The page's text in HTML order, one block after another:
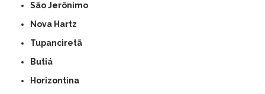
São Jerônimo
Nova Hartz
Tupanciretã
Butiá
Horizontina